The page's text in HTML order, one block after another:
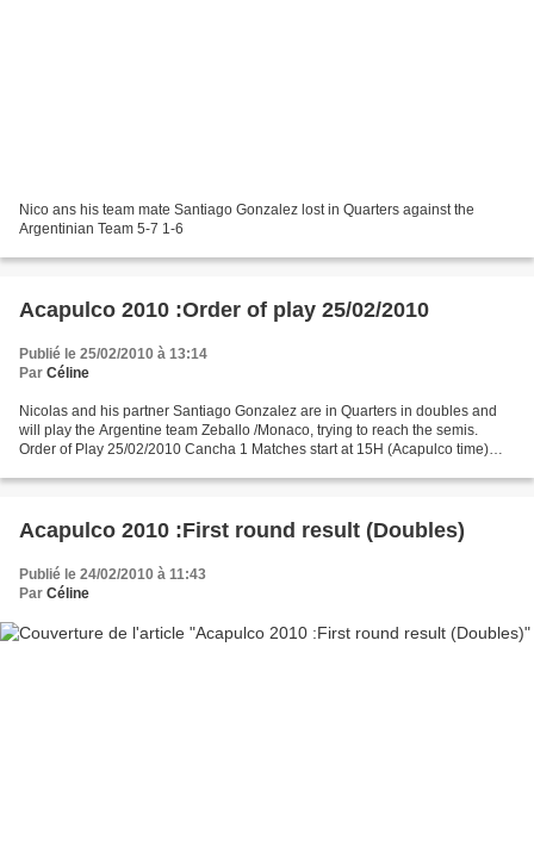
Nico ans his team mate Santiago Gonzalez lost in Quarters against the
Argentinian Team 5-7 1-6
Acapulco 2010 :Order of play 25/02/2010
Publié le 25/02/2010 à 13:14
Par Céline
Nicolas and his partner Santiago Gonzalez are in Quarters in doubles and
will play the Argentine team Zeballo /Monaco, trying to reach the semis.
Order of Play 25/02/2010 Cancha 1 Matches start at 15H (Acapulco time)
Acapulco 2010 :First round result (Doubles)
Publié le 24/02/2010 à 11:43
Par Céline